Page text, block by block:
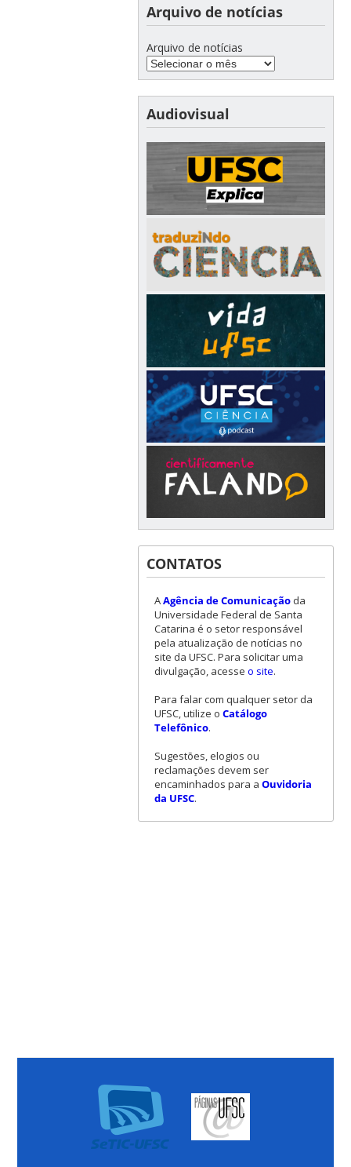
Arquivo de notícias
Arquivo de notícias
Audiovisual
CONTATOS
AAgência de Comunicaçãoda
Universidade Federal de Santa
Catarina é o setor responsável
pela atualização de notícias no
site da UFSC. Para solicitar uma
divulgação, acesse o site.
Para falar com qualquer setor da
UFSC, utilize o Catálogo
Telefônico.
Sugestões, elogios ou
reclamações devem ser
encaminhados para a Ouvidoria
da UFSC.